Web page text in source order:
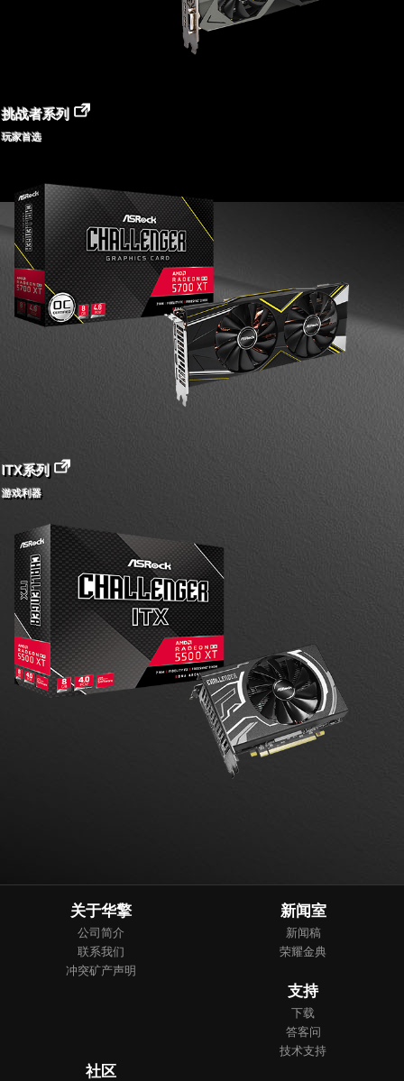
挑战者系列
玩家首选
ITX系列
游戏利器
关于华擎
公司简介
联系我们
冲突矿产声明
新闻室
新闻稿
荣耀金典
支持
下载
答客问
技术支持
社区